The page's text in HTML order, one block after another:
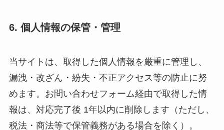
6. 個人情報の保管・管理
当サイトは、取得した個人情報を厳重に管理し、
漏洩・改ざん・紛失・不正アクセス等の防止に努
めます。お問い合わせフォーム経由で取得した情
報は、対応完了後 1年以内に削除します（ただし、
税法・商法等で保管義務がある場合を除く）。